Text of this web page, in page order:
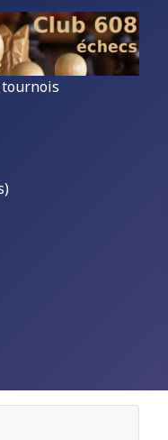
tournois